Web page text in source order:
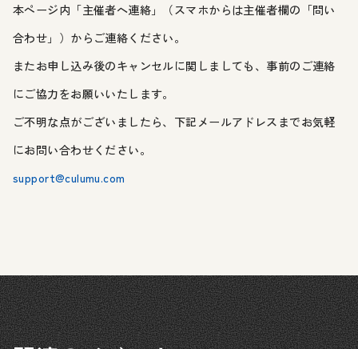
本ページ内「主催者へ連絡」（スマホからは主催者欄の「問い
合わせ」）からご連絡ください。
またお申し込み後のキャンセルに関しましても、事前のご連絡
にご協力をお願いいたします。
ご不明な点がございましたら、下記メールアドレスまでお気軽
にお問い合わせください。
support@culumu.com